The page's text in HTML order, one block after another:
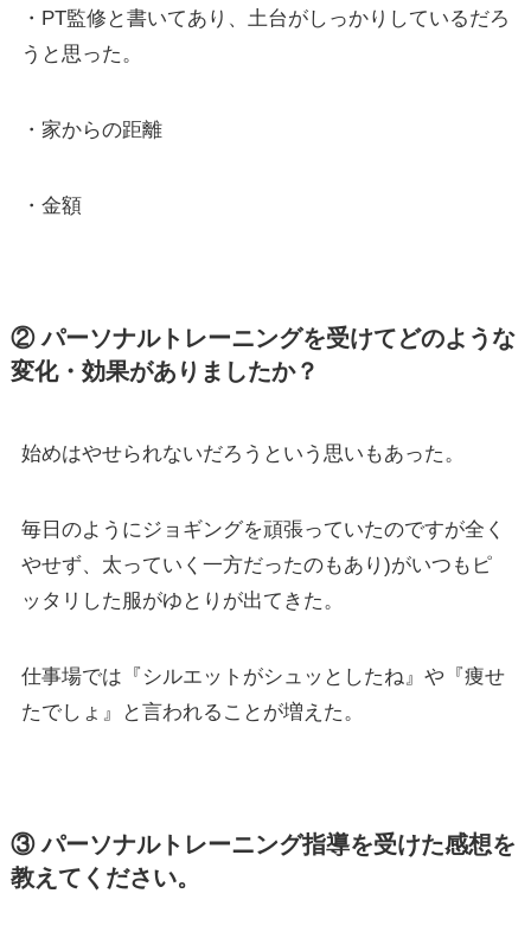
・PT監修と書いてあり、土台がしっかりしているだろ
うと思った。
・家からの距離
・金額
② パーソナルトレーニングを受けてどのような
変化・効果がありましたか？
始めはやせられないだろうという思いもあった。
毎日のようにジョギングを頑張っていたのですが全く
やせず、太っていく一方だったのもあり)がいつもピ
ッタリした服がゆとりが出てきた。
仕事場では『シルエットがシュッとしたね』や『痩せ
たでしょ』と言われることが増えた。
③ パーソナルトレーニング指導を受けた感想を
教えてください。